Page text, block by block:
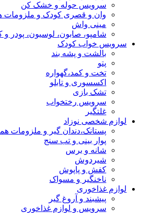
سرویس حوله و خشک کن
وان و قصری کودک و ملزومات
مینی واش
شامپو، صابون، لوسیون، پودر
سرویس خواب کودک
بالشت و پشه بند
پتو
تخت و کمد،گهواره
اکسسوری و تابلو
تشک بازی
سرویس رختخواب
غلتگیر
لوازم شخصی نوزاد
پستانک،دندان گیر و ملزومات
پوار بینی و تب سنج
شانه و برس
شیردوش
کفش و پاپوش
ناخنگیر و مسواک
لوازم غذاخوری
پیشبند و آروغ گیر
سرویس و لوازم غذاخوری